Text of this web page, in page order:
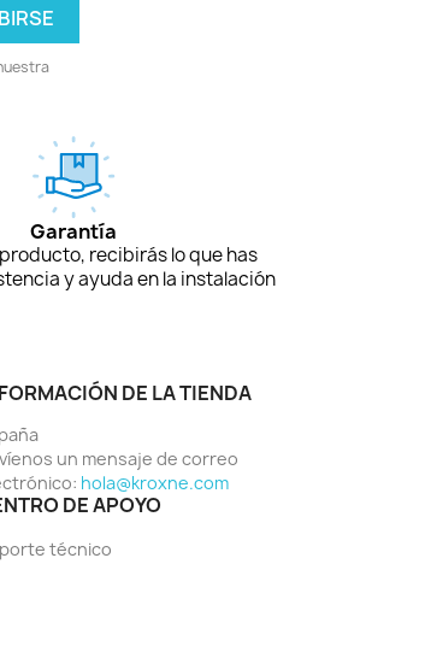
Garantía
recibirás lo que has
y ayuda en la instalación
DE LA TIENDA
un mensaje de correo
hola@kroxne.com
DE APOYO
técnico